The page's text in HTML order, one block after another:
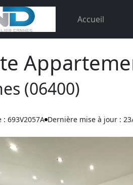
Accueil
(06400)
: 693V2057A Dernière mise à jour :